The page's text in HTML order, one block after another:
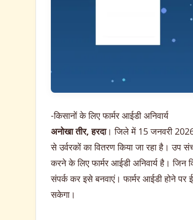
-किसानों के लिए फार्मर आईडी अनिवार्य
अनोखा तीर, हरदा। जिले में 15 जनवरी 2026
से उर्वरकों का वितरण किया जा रहा है।
करने के लिए फार्मर आईडी अनिवार्य है। जिन
संपर्क कर इसे बनवाएं। फार्मर आईडी होने पर
सकेगा।